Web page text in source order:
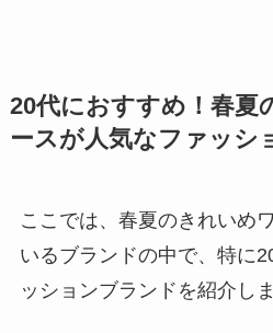
20代におすすめ！春夏
ースが人気なファッシ
ここでは、春夏のきれいめ
いるブランドの中で、特に
ッションブランドを紹介しま